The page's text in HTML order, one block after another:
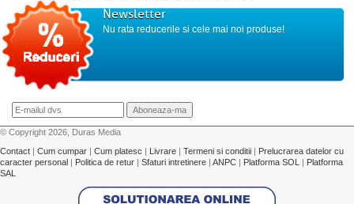
Newsletter
Nu rata reducerile si cele mai noi produse!
© Copyright 2026, Duras Media
Contact | Cum cumpar | Cum platesc | Livrare | Termeni si conditii | Prelucrarea datelor cu
caracter personal | Politica de retur | Sfaturi intretinere | ANPC | Platforma SOL | Platforma
SAL